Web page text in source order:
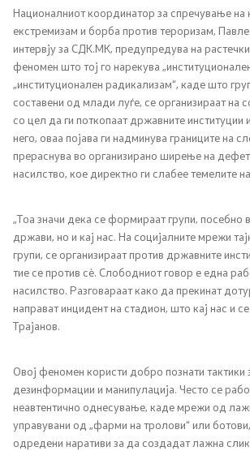
Контакт
Изјава за пристапност
Со еден клик до сите услуги
Националниот координатор за спречување на
екстремизам и борба против тероризам, Павле
интервју за СДК.МК, предупредува на
феномен што тој го нарекува
„институционален радикализам“, каде што
составени од млади луѓе, се организираат на
со цел да ги поткопаат државните институции
него, оваа појава ги надминува границите на
прераснува во организирано ширење на
насилство, кое директно ги слабее темелите
„Тоа значи дека се формираат групи, посебно
држави, но и кај нас. На социјалните мрежи
групи, се организираат против државните
тие се против сѐ. Слободниот говор е една
насилство. Разговараат како да прекинат
направат инцидент на стадион, што кај нас и
Трајанов.
Овој феномен користи добро познати
дезинформации и манипулација. Често се
неавтентично однесување, каде мрежи од
управувани од „фарми на тролови“ или
одредени наративи за да создадат лажна